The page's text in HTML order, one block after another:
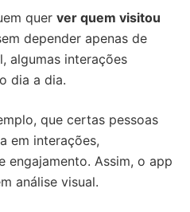
quer ver quem visitou
depender apenas de
algumas interações
dia a dia.
que certas pessoas
em interações,
engajamento. Assim, o app
análise visual.